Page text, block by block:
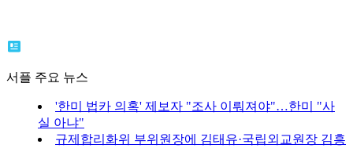
서플 주요 뉴스
'한미 법카 의혹' 제보자 "조사 이뤄져야"…한미 "사
실 아냐"
규제합리화위 부위원장에 김태유·국립외교원장 김흥